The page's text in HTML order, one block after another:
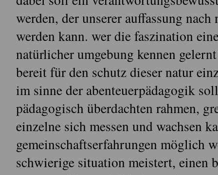
werden, der unserer auffassung
werden kann. wer die faszination
natürlicher umgebung kennen
bereit für den schutz dieser natur
im sinne der abenteuerpädagogik
pädagogisch überdachten rahmen,
einzelne sich messen und wachsen
gemeinschaftserfahrungen möglich
schwierige situation meistert, einen